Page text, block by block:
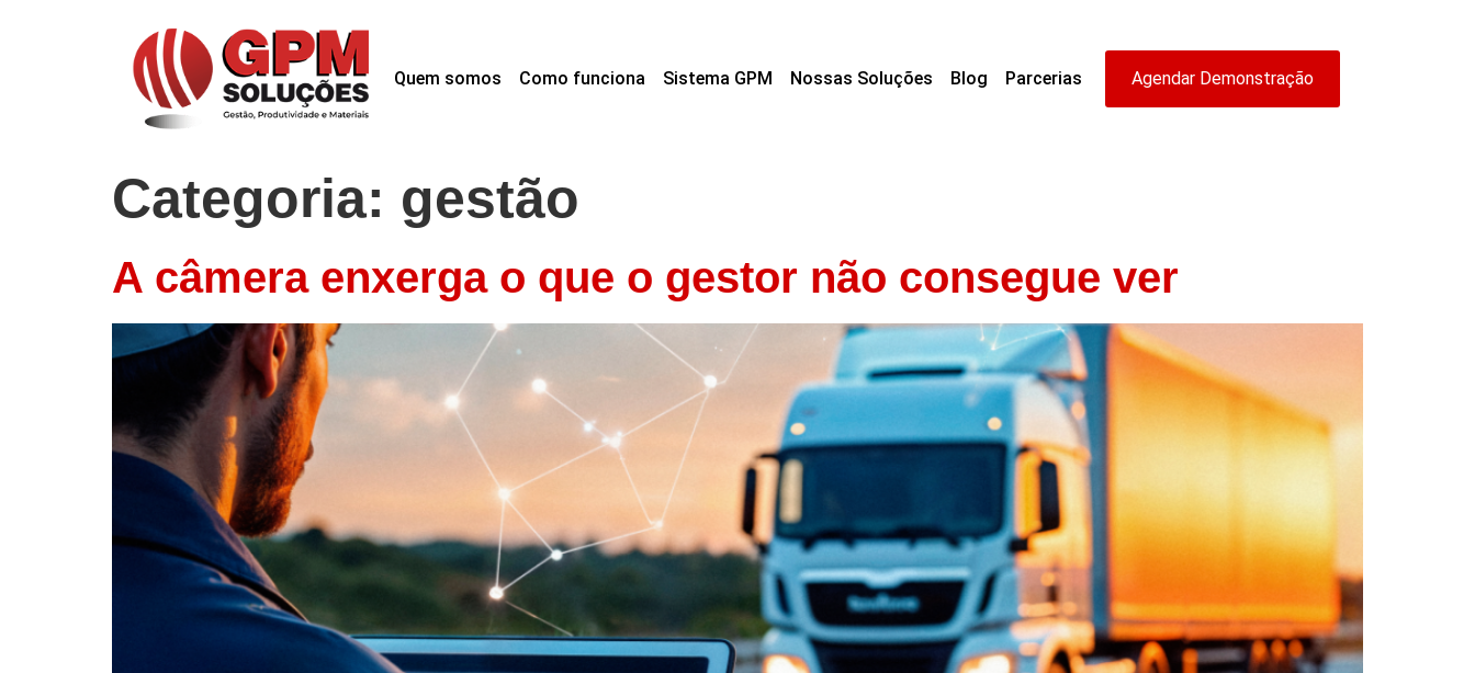
Quem somos Como funciona Sistema GPM Nossas Soluções Blog Parcerias Agendar Demonstração
Categoria: gestão
A câmera enxerga o que o gestor não consegue ver